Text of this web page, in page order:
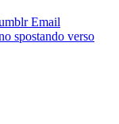
Email
spostando verso